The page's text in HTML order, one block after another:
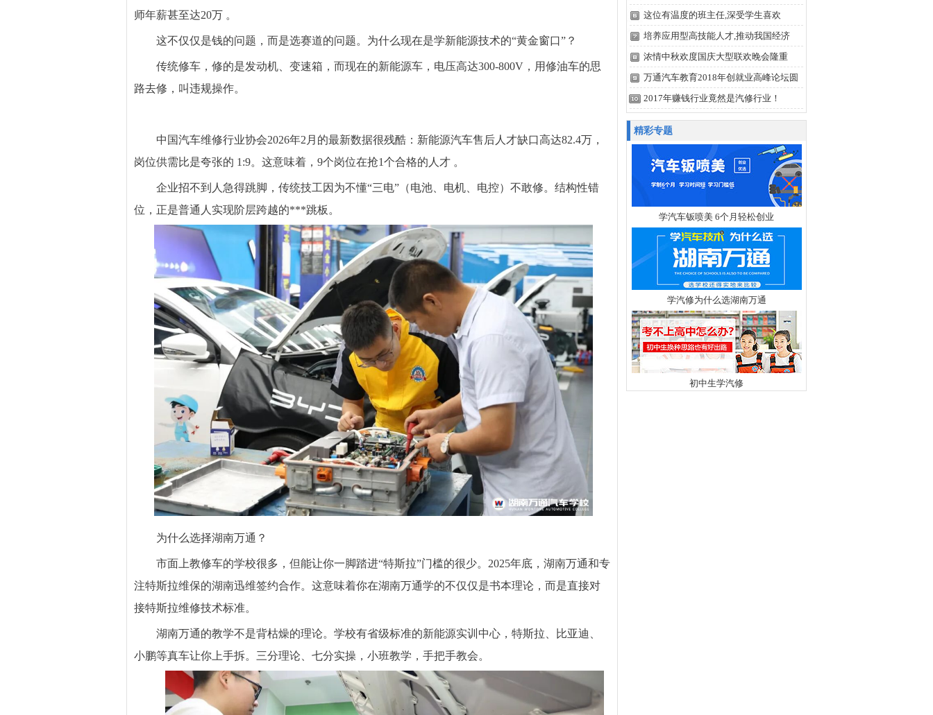
师年薪甚至达20万 。
这不仅仅是钱的问题，而是选赛道的问题。为什么现在是学新能源技术的“黄金窗口”？
传统修车，修的是发动机、变速箱，而现在的新能源车，电压高达300-800V，用修油车的思
路去修，叫违规操作。
中国汽车维修行业协会2026年2月的最新数据很残酷：新能源汽车售后人才缺口高达82.4万，
岗位供需比是夸张的 1:9。这意味着，9个岗位在抢1个合格的人才 。
企业招不到人急得跳脚，传统技工因为不懂“三电”（电池、电机、电控）不敢修。结构性错
位，正是普通人实现阶层跨越的***跳板。
为什么选择湖南万通？
市面上教修车的学校很多，但能让你一脚踏进“特斯拉”门槛的很少。2025年底，湖南万通和专
注特斯拉维保的湖南迅维签约合作。这意味着你在湖南万通学的不仅仅是书本理论，而是直接对
接特斯拉维修技术标准。
湖南万通的教学不是背枯燥的理论。学校有省级标准的新能源实训中心，特斯拉、比亚迪、
小鹏等真车让你上手拆。三分理论、七分实操，小班教学，手把手教会。
这位有温度的班主任,深受学生喜欢
培养应用型高技能人才,推动我国经济
浓情中秋欢度国庆大型联欢晚会隆重
万通汽车教育2018年创就业高峰论坛圆
2017年赚钱行业竟然是汽修行业！
精彩专题
学汽车钣喷美 6个月轻松创业
学汽修为什么选湖南万通
初中生学汽修